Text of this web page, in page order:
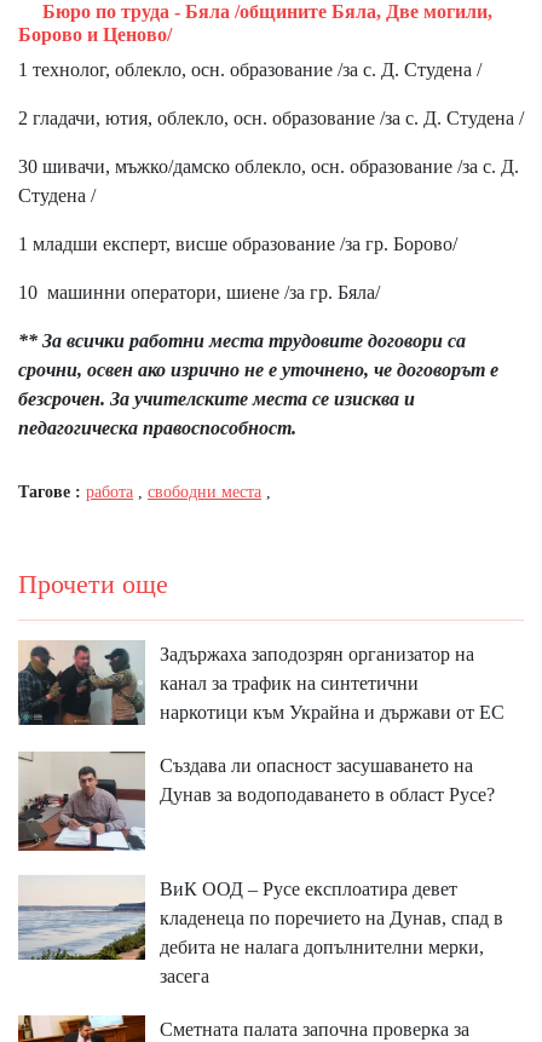
Бюро по труда - Бяла /общините Бяла, Две могили,
Борово и Ценово/
1 технолог, облекло, осн. образование /за с. Д. Студена /
2 гладачи, ютия, облекло, осн. образование /за с. Д. Студена /
30 шивачи, мъжко/дамско облекло, осн. образование /за с. Д.
Студена /
1 младши експерт, висше образование /за гр. Борово/
10 машинни оператори, шиене /за гр. Бяла/
** За всички работни места трудовите договори са
срочни, освен ако изрично не е уточнено, че договорът е
безсрочен. За учителските места се изисква и
педагогическа правоспособност.
Тагове : работа , свободни места ,
Прочети още
Задържаха заподозрян организатор на
канал за трафик на синтетични
наркотици към Украйна и държави от ЕС
Създава ли опасност засушаването на
Дунав за водоподаването в област Русе?
ВиК ООД – Русе експлоатира девет
кладенеца по поречието на Дунав, спад в
дебита не налага допълнителни мерки,
засега
Сметната палата започна проверка за